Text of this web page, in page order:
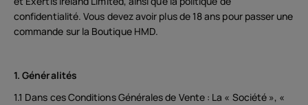
confidentialité. Vous devez avoir plus de 18 ans pour passer une
commande sur la Boutique HMD.
1. Généralités
1.1 Dans ces Conditions Générales de Vente : La « Société », «